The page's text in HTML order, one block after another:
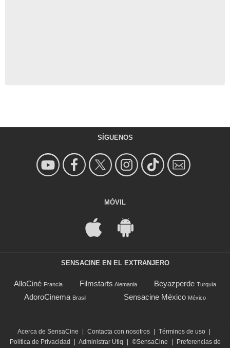
SÍGUENOS
MÓVIL
SENSACINE EN EL EXTRANJERO
AlloCiné Francia Filmstarts Alemania Beyazperde Turquía
AdoroCinema Brasil Sensacine México México
Acerca de SensaCine | Contacta con nosotros | Términos de uso |
Política de Privacidad
| Administrar Utiq | ©SensaCine | Preferencias de